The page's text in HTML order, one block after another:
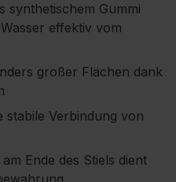
synthetischem Gummi
effektiv vom
großer Flächen dank
stabile Verbindung von
Ende des Stiels dient